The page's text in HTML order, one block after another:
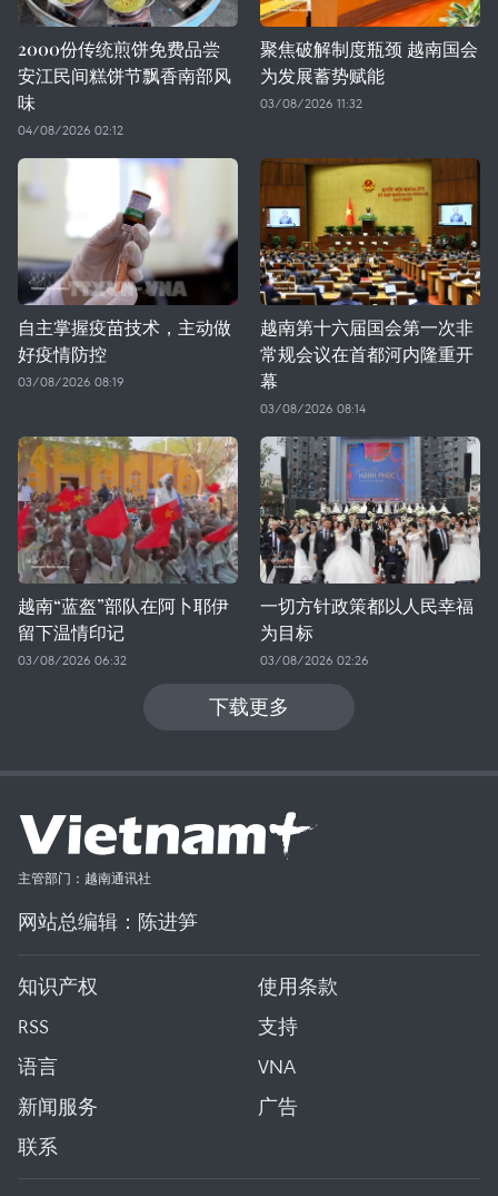
2000份传统煎饼免费品尝
安江民间糕饼节飘香南部风
味
04/08/2026 02:12
聚焦破解制度瓶颈 越南国会
为发展蓄势赋能
03/08/2026 11:32
自主掌握疫苗技术，主动做
好疫情防控
03/08/2026 08:19
越南第十六届国会第一次非
常规会议在首都河内隆重开
幕
03/08/2026 08:14
越南“蓝盔”部队在阿卜耶伊
留下温情印记
03/08/2026 06:32
一切方针政策都以人民幸福
为目标
03/08/2026 02:26
下载更多
主管部门：越南通讯社
网站总编辑：陈进笋
知识产权
使用条款
RSS
支持
语言
VNA
新闻服务
广告
联系